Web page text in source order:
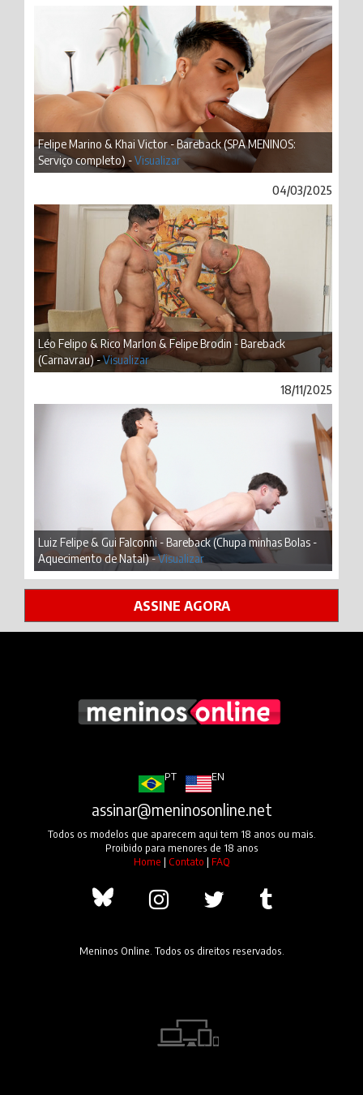
Felipe Marino & Khai Victor - Bareback (SPA MENINOS:
Serviço completo) -Visualizar
04/03/2025
Léo Felipo & Rico Marlon & Felipe Brodin - Bareback
(Carnavrau) -Visualizar
18/11/2025
Luiz Felipe & Gui Falconni - Bareback (Chupa minhas Bolas -
Aquecimento de Natal) -Visualizar
ASSINE AGORA
PT EN
assinar@meninosonline.net
Todos os modelos que aparecem aqui tem 18 anos ou mais.
Proibido para menores de 18 anos
Home | Contato | FAQ
Meninos Online. Todos os direitos reservados.